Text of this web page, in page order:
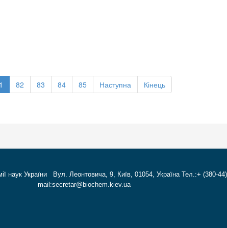
82 83 84 85 Наступна Кінець
наук України Вул. Леонтовича, 9, Київ, 01054, Україна Тел.:+ (380-
mail:secretar@biochem.kiev.ua